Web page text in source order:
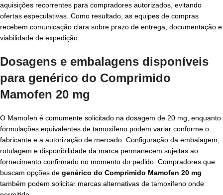
aquisições recorrentes para compradores autorizados, evitando
ofertas especulativas. Como resultado, as equipes de compras
recebem comunicação clara sobre prazo de entrega, documentação e
viabilidade de expedição.
Dosagens e embalagens disponíveis
para genérico do Comprimido
Mamofen 20 mg
O Mamofen é comumente solicitado na dosagem de 20 mg, enquanto
formulações equivalentes de tamoxifeno podem variar conforme o
fabricante e a autorização de mercado. Configuração da embalagem,
rotulagem e disponibilidade da marca permanecem sujeitas ao
fornecimento confirmado no momento do pedido. Compradores que
buscam opções de genérico do Comprimido Mamofen 20 mg
também podem solicitar marcas alternativas de tamoxifeno onde